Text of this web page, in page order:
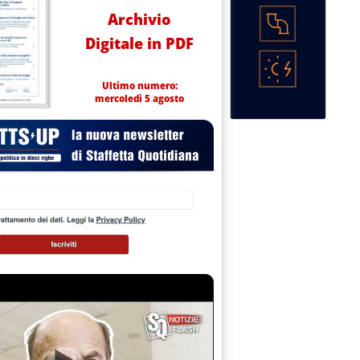
Archivio
Digitale in PDF
Ultimo numero:
mercoledì 5 agosto